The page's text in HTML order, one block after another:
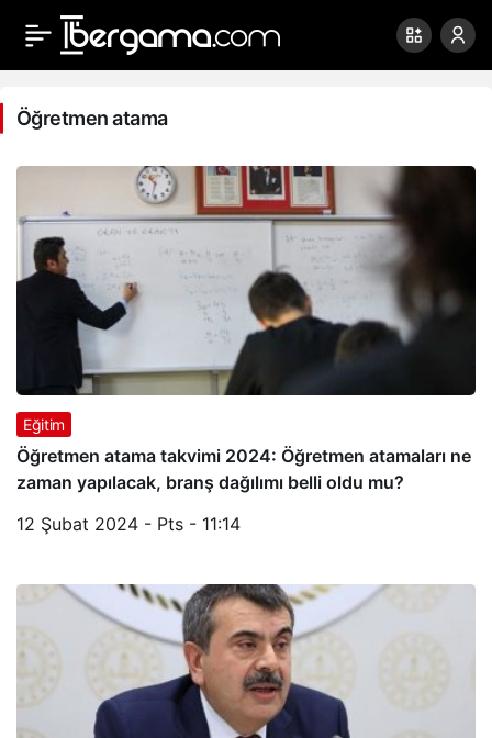
Öğretmen
atama
Haberleri
Öğretmen atama
Eğitim
Öğretmen atama takvimi 2024: Öğretmen atamaları ne
zaman yapılacak, branş dağılımı belli oldu mu?
12 Şubat 2024 - Pts - 11:14